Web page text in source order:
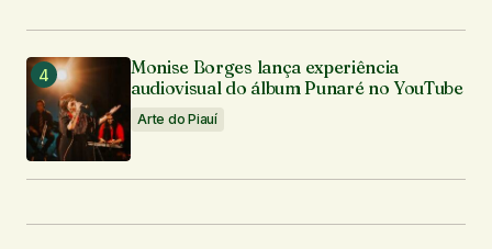
Monise Borges lança experiência
audiovisual do álbum Punaré no YouTube
Arte do Piauí